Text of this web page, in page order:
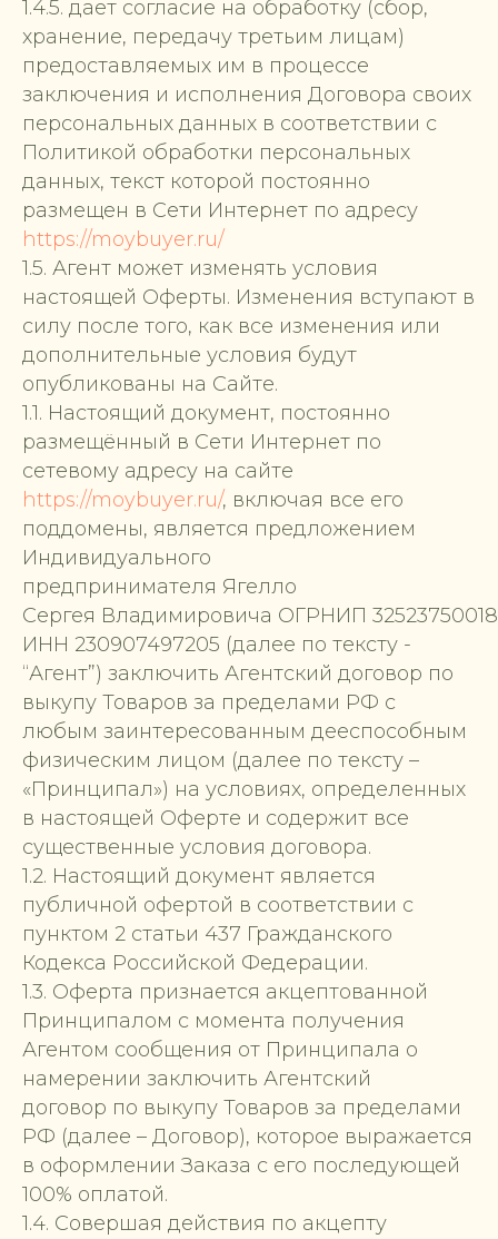
1.4.5. дает согласие на обработку (сбор,
хранение, передачу третьим лицам)
предоставляемых им в процессе
заключения и исполнения Договора своих
персональных данных в соответствии с
Политикой обработки персональных
данных, текст которой постоянно
размещен в Сети Интернет по адресу
https://moybuyer.ru/
1.5. Агент может изменять условия
настоящей Оферты. Изменения вступают в
силу после того, как все изменения или
дополнительные условия будут
опубликованы на Сайте.
1.1. Настоящий документ, постоянно
размещённый в Сети Интернет по
сетевому адресу на сайте
https://moybuyer.ru/, включая все его
поддомены, является предложением
Индивидуального
предпринимателя Ягелло
Сергея Владимировича ОГРНИП
ИНН 230907497205 (далее по тексту -
“Агент”) заключить Агентский договор по
выкупу Товаров за пределами РФ с
любым заинтересованным дееспособным
физическим лицом (далее по тексту –
«Принципал») на условиях, определенных
в настоящей Оферте и содержит все
существенные условия договора.
1.2. Настоящий документ является
публичной офертой в соответствии с
пунктом 2 статьи 437 Гражданского
Кодекса Российской Федерации.
1.3. Оферта признается акцептованной
Принципалом с момента получения
Агентом сообщения от Принципала о
намерении заключить Агентский
договор по выкупу Товаров за пределами
РФ (далее – Договор), которое выражается
в оформлении Заказа с его последующей
100% оплатой.
1.4. Совершая действия по акцепту